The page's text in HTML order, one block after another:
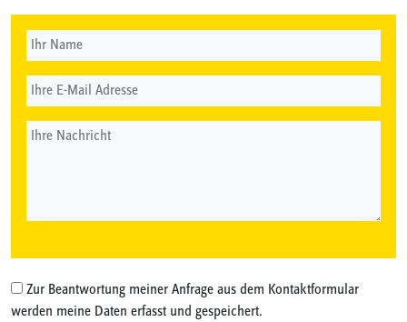
Zur Beantwortung meiner Anfrage aus dem Kontaktformular
werden meine Daten erfasst und gespeichert.